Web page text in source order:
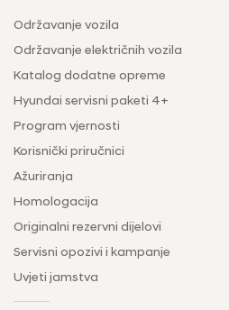
Održavanje vozila
Održavanje električnih vozila
Katalog dodatne opreme
Hyundai servisni paketi 4+
Program vjernosti
Korisnički priručnici
Ažuriranja
Homologacija
Originalni rezervni dijelovi
Servisni opozivi i kampanje
Uvjeti jamstva